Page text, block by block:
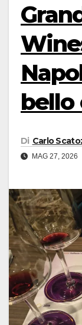
bello
Di Carlo
MAG 27, 2026